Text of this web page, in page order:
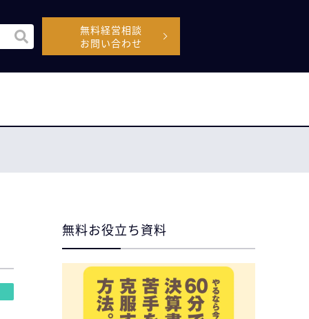
能付きの検索フィールドです。
ので、候補はありません。
無料経営相談
お問い合わせ
無料お役立ち資料